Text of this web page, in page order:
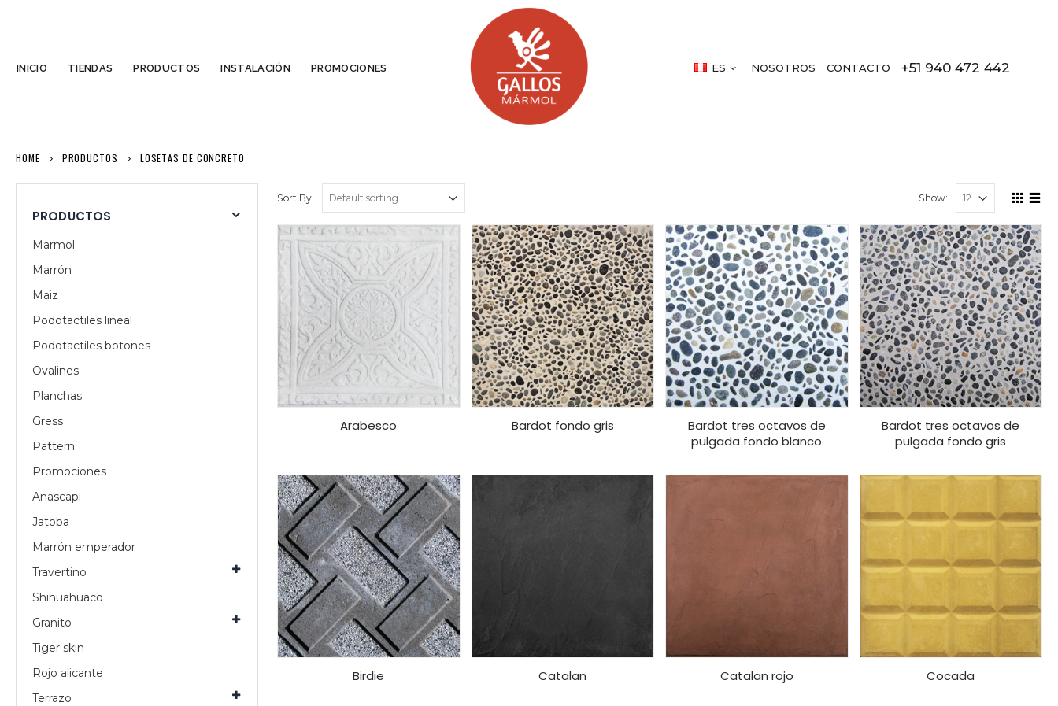
INICIO TIENDAS PRODUCTOS INSTALACIÓN PROMOCIONES ES NOSOTROS CONTACTO +51 940 472 442
HOME PRODUCTOS LOSETAS DE CONCRETO
Sort By: Show:
Arabesco Bardot fondo gris
Bardot tres octavos de
pulgada fondo blanco
Bardot tres octavos de
pulgada fondo gris
Birdie Catalan Catalan rojo Cocada
PRODUCTOS
Marmol
Marrón
Maiz
Podotactiles lineal
Podotactiles botones
Ovalines
Planchas
Gress
Pattern
Promociones
Anascapi
Jatoba
Marrón emperador
Travertino
Shihuahuaco
Granito
Tiger skin
Rojo alicante
Terrazo